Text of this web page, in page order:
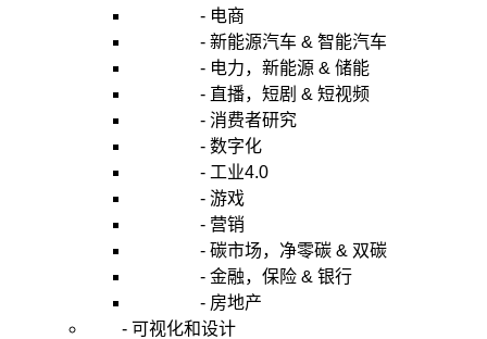
- 电商
- 新能源汽车 & 智能汽车
- 电力，新能源 & 储能
- 直播，短剧 & 短视频
- 消费者研究
- 数字化
- 工业4.0
- 游戏
- 营销
- 碳市场，净零碳 & 双碳
- 金融，保险 & 银行
- 房地产
- 可视化和设计